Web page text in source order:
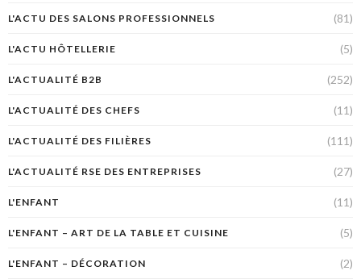
L'ACTU DES SALONS PROFESSIONNELS (81)
L'ACTU HÔTELLERIE (5)
L'ACTUALITÉ B2B (252)
L'ACTUALITÉ DES CHEFS (11)
L'ACTUALITÉ DES FILIÈRES (111)
L'ACTUALITÉ RSE DES ENTREPRISES (27)
L'ENFANT (11)
L'ENFANT – ART DE LA TABLE ET CUISINE (5)
L'ENFANT – DÉCORATION (2)